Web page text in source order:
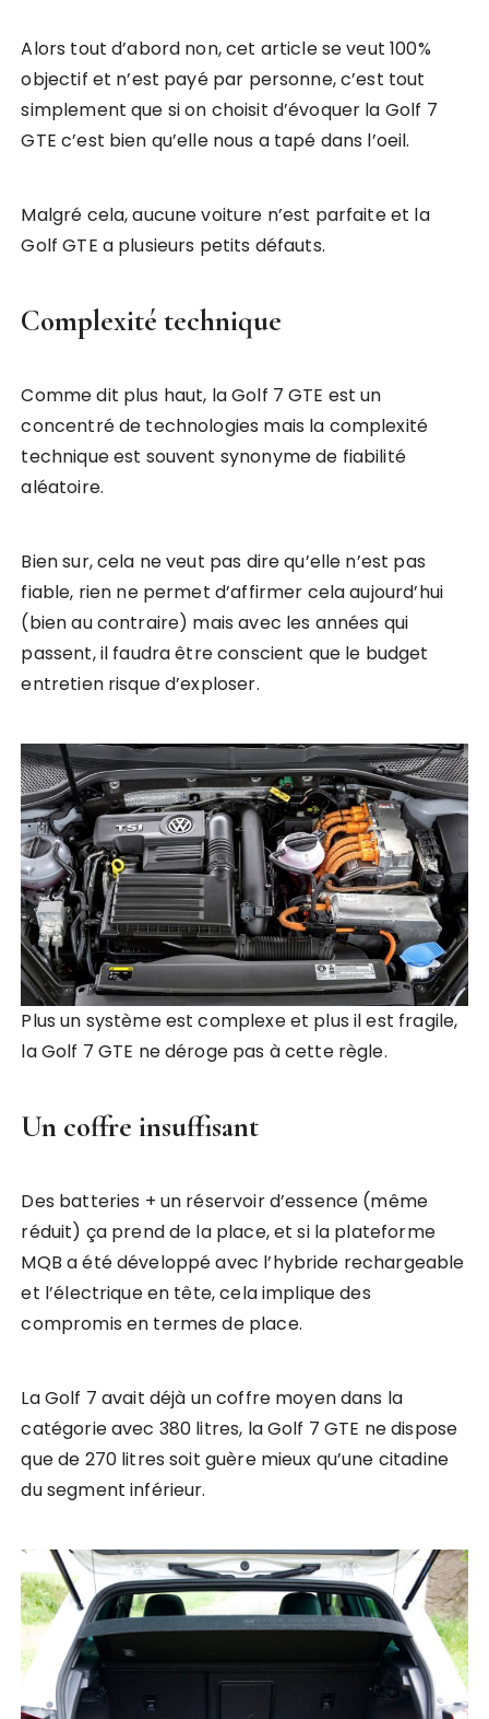
Alors tout d’abord non, cet article se veut 100%
objectif et n’est payé par personne, c’est tout
simplement que si on choisit d’évoquer la Golf 7
GTE c’est bien qu’elle nous a tapé dans l’oeil.
Malgré cela, aucune voiture n’est parfaite et la
Golf GTE a plusieurs petits défauts.
Complexité technique
Comme dit plus haut, la Golf 7 GTE est un
concentré de technologies mais la complexité
technique est souvent synonyme de fiabilité
aléatoire.
Bien sur, cela ne veut pas dire qu’elle n’est pas
fiable, rien ne permet d’affirmer cela aujourd’hui
(bien au contraire) mais avec les années qui
passent, il faudra être conscient que le budget
entretien risque d’exploser.
Plus un système est complexe et plus il est fragile,
la Golf 7 GTE ne déroge pas à cette règle.
Un coffre insuffisant
Des batteries + un réservoir d’essence (même
réduit) ça prend de la place, et si la plateforme
MQB a été développé avec l’hybride rechargeable
et l’électrique en tête, cela implique des
compromis en termes de place.
La Golf 7 avait déjà un coffre moyen dans la
catégorie avec 380 litres, la Golf 7 GTE ne dispose
que de 270 litres soit guère mieux qu’une citadine
du segment inférieur.